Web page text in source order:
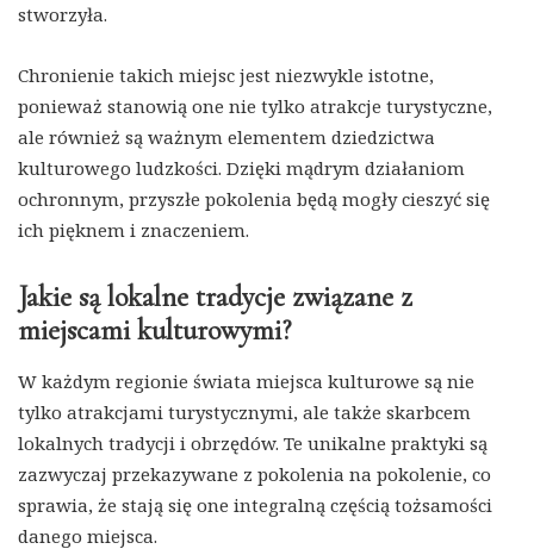
stworzyła.
Chronienie takich miejsc jest niezwykle istotne,
ponieważ stanowią one nie tylko atrakcje turystyczne,
ale również są ważnym elementem dziedzictwa
kulturowego ludzkości. Dzięki mądrym działaniom
ochronnym, przyszłe pokolenia będą mogły cieszyć się
ich pięknem i znaczeniem.
Jakie są lokalne tradycje związane z
miejscami kulturowymi?
W każdym regionie świata miejsca kulturowe są nie
tylko atrakcjami turystycznymi, ale także skarbcem
lokalnych tradycji i obrzędów. Te unikalne praktyki są
zazwyczaj przekazywane z pokolenia na pokolenie, co
sprawia, że stają się one integralną częścią tożsamości
danego miejsca.